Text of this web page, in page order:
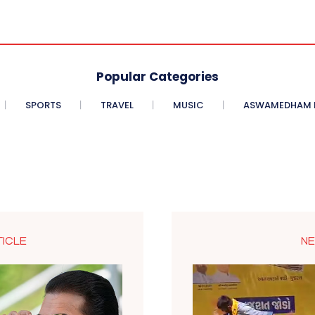
Popular Categories
SPORTS TRAVEL MUSIC ASWAMEDHAM